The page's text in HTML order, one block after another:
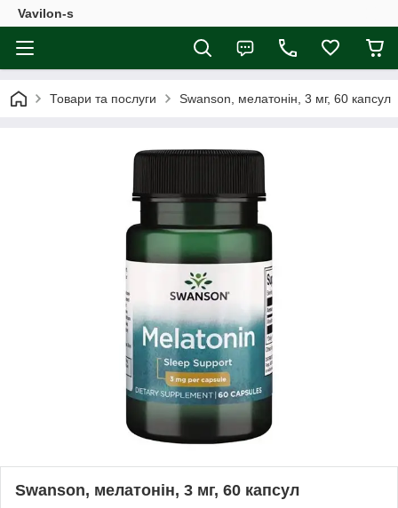
Vavilon-s
Товари та послуги Swanson, мелатонін, 3 мг, 60 капсул
Swanson, мелатонін, 3 мг, 60 капсул